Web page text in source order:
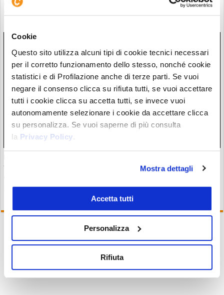
Cookie
Questo sito utilizza alcuni tipi di cookie tecnici necessari
per il corretto funzionamento dello stesso, nonché cookie
statistici e di Profilazione anche di terze parti. Se vuoi
negare il consenso clicca su rifiuta tutti, se vuoi accettare
tutti i cookie clicca su accetta tutti, se invece vuoi
autonomamente selezionare i cookie da accettare clicca
su personalizza. Se vuoi saperne di più consulta
la Privacy Policy.
Mostra dettagli
Accetta tutti
Personalizza
Rifiuta
futuro del settore crypto: rischio di forte centralizzazione
28/07/26 17:27